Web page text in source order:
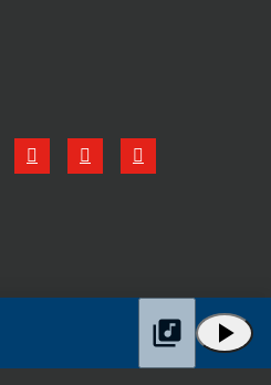
play_arrow
library_music